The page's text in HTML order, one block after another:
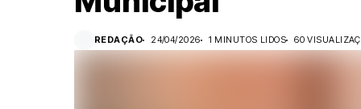
REDAÇÃO 24/04/2026 1 MINUTOS LIDOS 60